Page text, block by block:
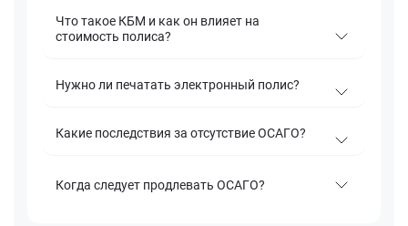
Что такое КБМ и как он влияет на
стоимость полиса?
Нужно ли печатать электронный полис?
Какие последствия за отсутствие ОСАГО?
Когда следует продлевать ОСАГО?